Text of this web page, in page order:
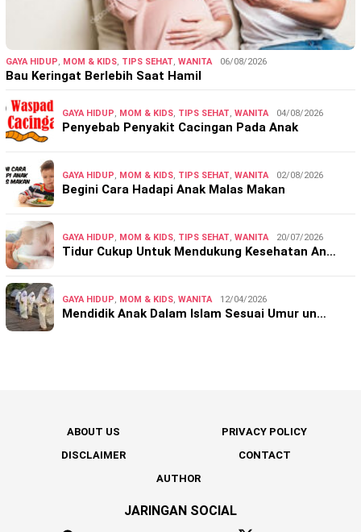
GAYA HIDUP, MOM & KIDS, TIPS SEHAT, WANITA 06/08/2026
Bau Keringat Berlebih Saat Hamil
GAYA HIDUP, MOM & KIDS, TIPS SEHAT, WANITA 04/08/2026
Penyebab Penyakit Cacingan Pada Anak
GAYA HIDUP, MOM & KIDS, TIPS SEHAT, WANITA 02/08/2026
Begini Cara Hadapi Anak Malas Makan
GAYA HIDUP, MOM & KIDS, TIPS SEHAT, WANITA 20/07/2026
Tidur Cukup Untuk Mendukung Kesehatan An…
GAYA HIDUP, MOM & KIDS, WANITA 12/04/2026
Mendidik Anak Dalam Islam Sesuai Umur un…
ABOUT US
PRIVACY POLICY
DISCLAIMER
CONTACT
AUTHOR
JARINGAN SOCIAL